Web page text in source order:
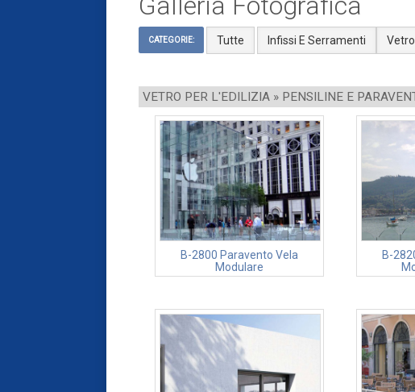
CATEGORIE: Tutte Infissi E Serramenti
VETRO PER L'EDILIZIA » PENSILINE E
B-2800 Paravento Vela
Modulare
B-